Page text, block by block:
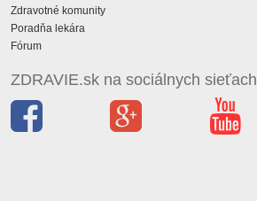
Zdravotné komunity
Poradňa lekára
Fórum
ZDRAVIE.sk na sociálnych sieťach